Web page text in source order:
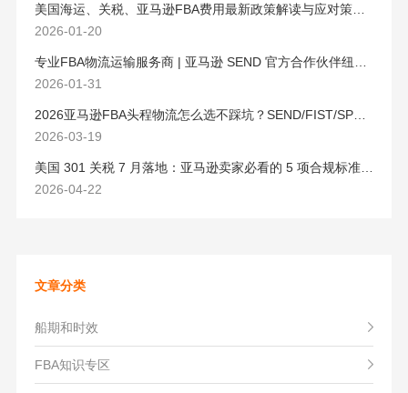
美国海运、关税、亚马逊FBA费用最新政策解读与应对策略（2026版）
2026-01-20
2026-01-31
2026亚马逊FBA头程物流怎么选不踩坑？SEND/FIST/SPN官方认证物流商，只有这家敢承诺“准达率第一”
2026-03-19
美国 301 关税 7 月落地：亚马逊卖家必看的 5 项合规标准与稳交付方案
2026-04-22
文章分类
船期和时效
FBA知识专区